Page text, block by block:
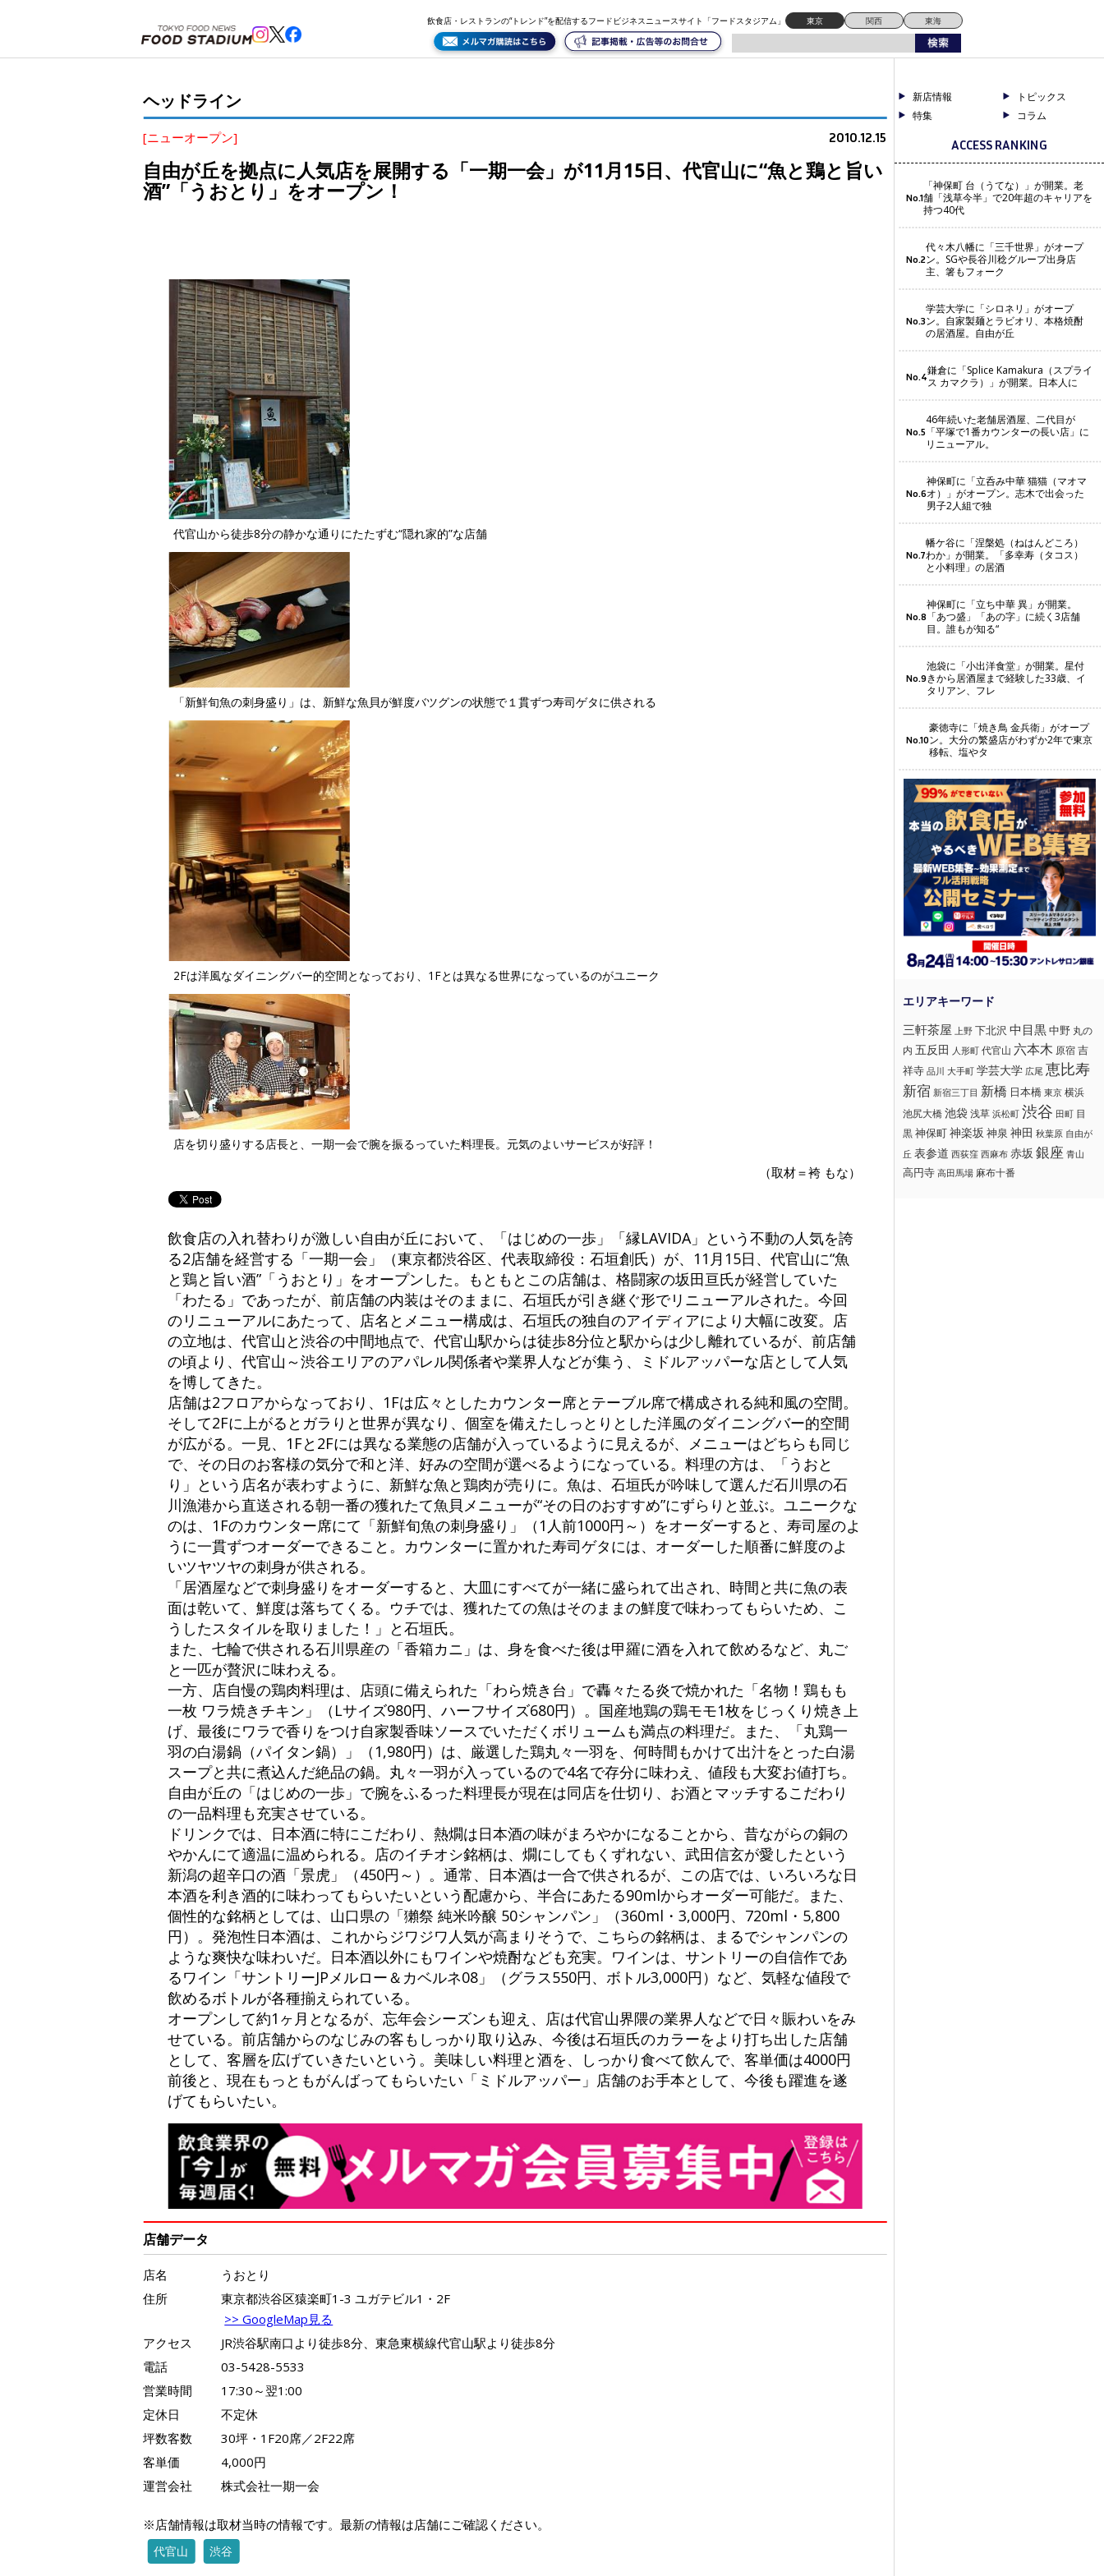
飲食店・レストランの“トレンド”を配信するフードビジネスニュースサイト「フードスタジアム」 東京 関西 東海
ヘッドライン
[ニューオープン] 2010.12.15
自由が丘を拠点に人気店を展開する「一期一会」が11月15日、代官山に“魚と鶏と旨い
酒”「うおとり」をオープン！
代官山から徒歩8分の静かな通りにたたずむ“隠れ家的”な店舗
「新鮮旬魚の刺身盛り」は、新鮮な魚貝が鮮度バツグンの状態で１貫ずつ寿司ゲタに供される
2Fは洋風なダイニングバー的空間となっており、1Fとは異なる世界になっているのがユニーク
店を切り盛りする店長と、一期一会で腕を振るっていた料理長。元気のよいサービスが好評！
（取材＝袴 もな）
飲食店の入れ替わりが激しい自由が丘において、「はじめの一歩」「縁LAVIDA」という不動の人気を誇
る2店舗を経営する「一期一会」（東京都渋谷区、代表取締役：石垣創氏）が、11月15日、代官山に“魚
と鶏と旨い酒”「うおとり」をオープンした。もともとこの店舗は、格闘家の坂田亘氏が経営していた
「わたる」であったが、前店舗の内装はそのままに、石垣氏が引き継ぐ形でリニューアルされた。今回
のリニューアルにあたって、店名とメニュー構成は、石垣氏の独自のアイディアにより大幅に改変。店
の立地は、代官山と渋谷の中間地点で、代官山駅からは徒歩8分位と駅からは少し離れているが、前店舗
の頃より、代官山～渋谷エリアのアパレル関係者や業界人などが集う、ミドルアッパーな店として人気
を博してきた。
店舗は2フロアからなっており、1Fは広々としたカウンター席とテーブル席で構成される純和風の空間。
そして2Fに上がるとガラりと世界が異なり、個室を備えたしっとりとした洋風のダイニングバー的空間
が広がる。一見、1Fと2Fには異なる業態の店舗が入っているように見えるが、メニューはどちらも同じ
で、その日のお客様の気分で和と洋、好みの空間が選べるようになっている。料理の方は、「うおと
り」という店名が表わすように、新鮮な魚と鶏肉が売りに。魚は、石垣氏が吟味して選んだ石川県の石
川漁港から直送される朝一番の獲れたて魚貝メニューが“その日のおすすめ”にずらりと並ぶ。ユニークな
のは、1Fのカウンター席にて「新鮮旬魚の刺身盛り」（1人前1000円～）をオーダーすると、寿司屋のよ
うに一貫ずつオーダーできること。カウンターに置かれた寿司ゲタには、オーダーした順番に鮮度のよ
いツヤツヤの刺身が供される。
「居酒屋などで刺身盛りをオーダーすると、大皿にすべてが一緒に盛られて出され、時間と共に魚の表
面は乾いて、鮮度は落ちてくる。ウチでは、獲れたての魚はそのままの鮮度で味わってもらいため、こ
うしたスタイルを取りました！」と石垣氏。
また、七輪で供される石川県産の「香箱カニ」は、身を食べた後は甲羅に酒を入れて飲めるなど、丸ご
と一匹が贅沢に味わえる。
一方、店自慢の鶏肉料理は、店頭に備えられた「わら焼き台」で轟々たる炎で焼かれた「名物！鶏もも
一枚 ワラ焼きチキン」（Lサイズ980円、ハーフサイズ680円）。国産地鶏の鶏モモ1枚をじっくり焼き上
げ、最後にワラで香りをつけ自家製香味ソースでいただくボリュームも満点の料理だ。また、「丸鶏一
羽の白湯鍋（パイタン鍋）」（1,980円）は、厳選した鶏丸々一羽を、何時間もかけて出汁をとった白湯
スープと共に煮込んだ絶品の鍋。丸々一羽が入っているので4名で存分に味わえ、値段も大変お値打ち。
自由が丘の「はじめの一歩」で腕をふるった料理長が現在は同店を仕切り、お酒とマッチするこだわり
の一品料理も充実させている。
ドリンクでは、日本酒に特にこだわり、熱燗は日本酒の味がまろやかになることから、昔ながらの銅の
やかんにて適温に温められる。店のイチオシ銘柄は、燗にしてもくずれない、武田信玄が愛したという
新潟の超辛口の酒「景虎」（450円～）。通常、日本酒は一合で供されるが、この店では、いろいろな日
本酒を利き酒的に味わってもらいたいという配慮から、半合にあたる90mlからオーダー可能だ。また、
個性的な銘柄としては、山口県の「獺祭 純米吟醸 50シャンパン」（360ml・3,000円、720ml・5,800
円）。発泡性日本酒は、これからジワジワ人気が高まりそうで、こちらの銘柄は、まるでシャンパンの
ような爽快な味わいだ。日本酒以外にもワインや焼酎なども充実。ワインは、サントリーの自信作であ
るワイン「サントリーJPメルロー＆カベルネ08」（グラス550円、ボトル3,000円）など、気軽な値段で
飲めるボトルが各種揃えられている。
オープンして約1ヶ月となるが、忘年会シーズンも迎え、店は代官山界隈の業界人などで日々賑わいをみ
せている。前店舗からのなじみの客もしっかり取り込み、今後は石垣氏のカラーをより打ち出した店舗
として、客層を広げていきたいという。美味しい料理と酒を、しっかり食べて飲んで、客単価は4000円
前後と、現在もっともがんばってもらいたい「ミドルアッパー」店舗のお手本として、今後も躍進を遂
げてもらいたい。
店舗データ
店名
うおとり
住所
東京都渋谷区猿楽町1-3 ユガテビル1・2F
>> GoogleMap見る
アクセス
JR渋谷駅南口より徒歩8分、東急東横線代官山駅より徒歩8分
電話
03-5428-5533
営業時間
17:30～翌1:00
定休日
不定休
坪数客数
30坪・1F20席／2F22席
客単価
4,000円
運営会社
株式会社一期一会
※店舗情報は取材当時の情報です。最新の情報は店舗にご確認ください。
代官山 渋谷
新店情報
トピックス
特集
コラム
ACCESS RANKING
No.1
「神保町 台（うてな）」が開業。老
舗「浅草今半」で20年超のキャリアを
持つ40代
No.2
代々木八幡に「三千世界」がオープ
ン。SGや長谷川稔グループ出身店
主、箸もフォーク
No.3
学芸大学に「シロネリ」がオープ
ン。自家製麺とラビオリ、本格焼酎
の居酒屋。自由が丘
No.4鎌倉に「Splice Kamakura（スプライ
ス カマクラ）」が開業。日本人に
No.5
46年続いた老舗居酒屋、二代目が
「平塚で1番カウンターの長い店」に
リニューアル。
No.6
神保町に「立呑み中華 猫猫（マオマ
オ）」がオープン。志木で出会った
男子2人組で独
No.7
幡ケ谷に「涅槃処（ねはんどころ）
わか」が開業。「多幸寿（タコス）
と小料理」の居酒
No.8
神保町に「立ち中華 異」が開業。
「あつ盛」「あの字」に続く3店舗
目。誰もが知る“
No.9
池袋に「小出洋食堂」が開業。星付
きから居酒屋まで経験した33歳、イ
タリアン、フレ
No.10
豪徳寺に「焼き鳥 金兵衛」がオープ
ン。大分の繁盛店がわずか2年で東京
移転、塩やタ
三軒茶屋 上野 下北沢 中目黒中野 丸の
内 五反田 人形町 代官山 六本木 原宿 吉
祥寺 品川 大手町 学芸大学 広尾 恵比寿
新宿 新宿三丁目 新橋 日本橋 東京 横浜
池尻大橋 池袋浅草 浜松町 渋谷 田町 目
黒神保町神楽坂 神泉 神田 秋葉原 自由が
丘 表参道 西荻窪 西麻布 赤坂 銀座 青山
高円寺 高田馬場 麻布十番